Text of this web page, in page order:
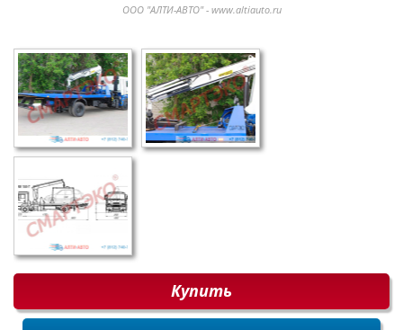
Купить
ООО "АЛТИ-АВТО" - www.altiauto.ru